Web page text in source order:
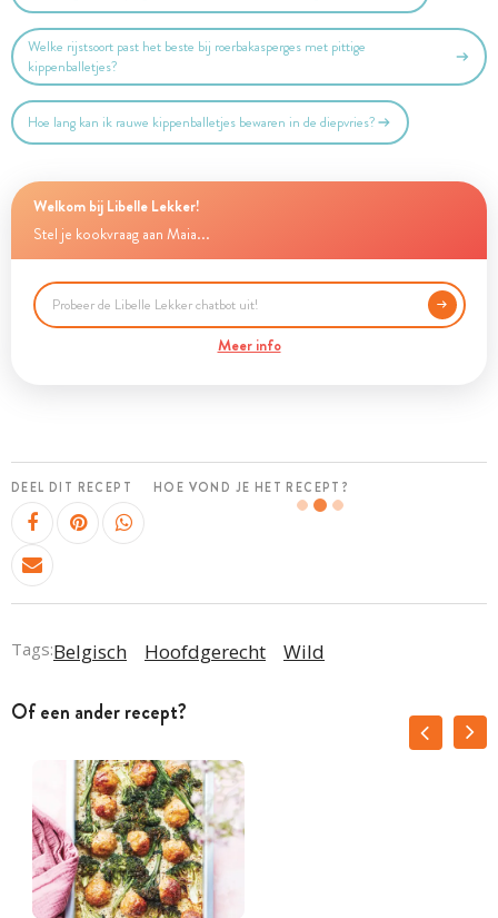
Welke rijstsoort past het beste bij roerbakasperges met pittige
kippenballetjes?
Hoe lang kan ik rauwe kippenballetjes bewaren in de diepvries?
Welkom bij Libelle Lekker!
Stel je kookvraag aan Maia...
Meer info
DEEL DIT RECEPT HOE VOND JE HET RECEPT?
Tags:Belgisch Hoofdgerecht Wild
Of een ander recept?